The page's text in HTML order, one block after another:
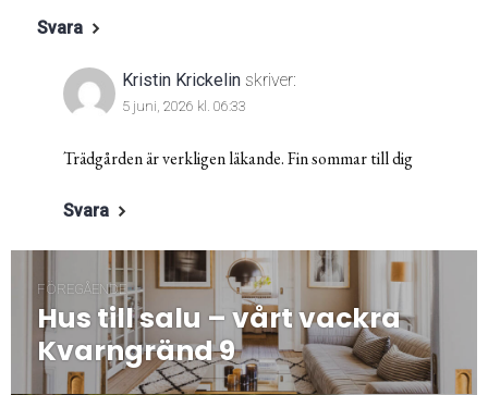
Svara
Kristin Krickelin skriver:
5 juni, 2026 kl. 06:33
Trädgården är verkligen läkande. Fin sommar till dig
Svara
Inläggsnavigering
FÖREGÅENDE
Föregående
post:
Hus till salu – vårt vackra
Kvarngränd 9